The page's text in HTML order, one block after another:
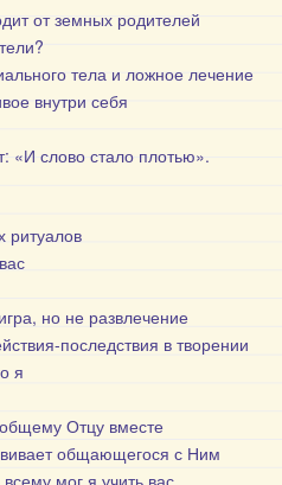
от земных родителей
тела и ложное лечение
внутри себя
«И слово стало плотью».
ритуалов
но не развлечение
последствия в творении
я
Отцу вместе
общающегося с Ним
мог я учить вас